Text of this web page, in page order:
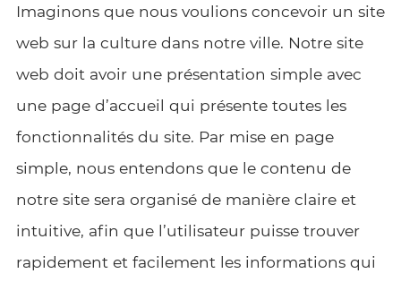
Imaginons que nous voulions concevoir un site
web sur la culture dans notre ville. Notre site
web doit avoir une présentation simple avec
une page d’accueil qui présente toutes les
fonctionnalités du site. Par mise en page
simple, nous entendons que le contenu de
notre site sera organisé de manière claire et
intuitive, afin que l’utilisateur puisse trouver
rapidement et facilement les informations qui